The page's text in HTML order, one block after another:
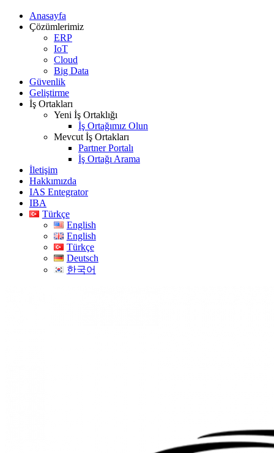
Anasayfa
Çözümlerimiz
ERP
IoT
Cloud
Big Data
Güvenlik
Geliştirme
İş Ortakları
Yeni İş Ortaklığı
İş Ortağımız Olun
Mevcut İş Ortakları
Partner Portalı
İş Ortağı Arama
İletişim
Hakkımızda
IAS Entegrator
IBA
Türkçe
English
English
Türkçe
Deutsch
한국어